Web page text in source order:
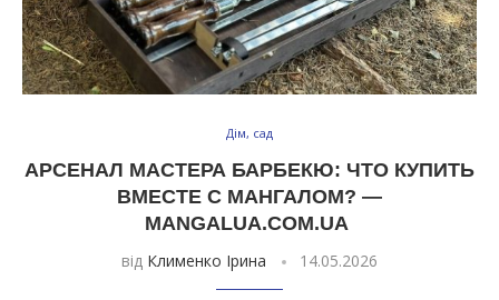
Дім, сад
АРСЕНАЛ МАСТЕРА БАРБЕКЮ: ЧТО КУПИТЬ
ВМЕСТЕ С МАНГАЛОМ? —
MANGALUA.COM.UA
від Клименко Ірина 14.05.2026